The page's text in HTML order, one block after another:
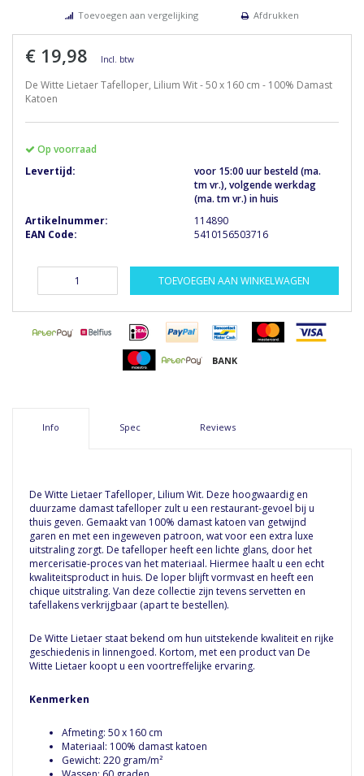
Toevoegen aan vergelijking
Afdrukken
€ 19,98 Incl. btw
De Witte Lietaer Tafelloper, Lilium Wit - 50 x 160 cm - 100% Damast
Katoen
Op voorraad
Levertijd:
voor 15:00 uur besteld (ma.
tm vr.), volgende werkdag
(ma. tm vr.) in huis
Artikelnummer:
114890
EAN Code:
5410156503716
TOEVOEGEN AAN WINKELWAGEN
Info Spec Reviews
De Witte Lietaer Tafelloper, Lilium Wit. Deze hoogwaardig en
duurzame damast tafelloper zult u een restaurant-gevoel bij u
thuis geven. Gemaakt van 100% damast katoen van getwijnd
garen en met een ingeweven patroon, wat voor een extra luxe
uitstraling zorgt. De tafelloper heeft een lichte glans, door het
mercerisatie-proces van het materiaal. Hiermee haalt u een echt
kwaliteitsproduct in huis. De loper blijft vormvast en heeft een
chique uitstraling. Van deze collectie zijn tevens servetten en
tafellakens verkrijgbaar (apart te bestellen).
De Witte Lietaer staat bekend om hun uitstekende kwaliteit en rijke
geschiedenis in linnengoed. Kortom, met een product van De
Witte Lietaer koopt u een voortreffelijke ervaring.
Kenmerken
Afmeting: 50 x 160 cm
Materiaal: 100% damast katoen
Gewicht: 220 gram/m²